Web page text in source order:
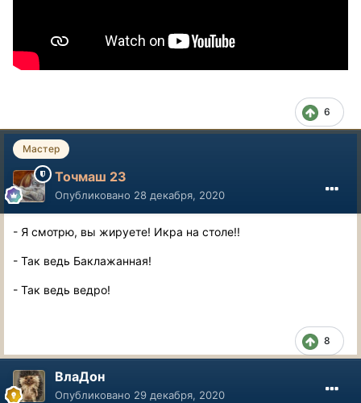
6
Мастер
Точмаш 23
Опубликовано 28 декабря, 2020
- Я смотрю, вы жируете! Икра на столе!!
- Так ведь Баклажанная!
- Так ведь ведро!
8
ВлаДон
Опубликовано 29 декабря, 2020